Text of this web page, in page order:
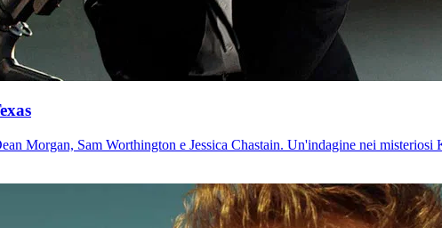
Morgan, Sam Worthington e Jessica Chastain. Un'indagine nei